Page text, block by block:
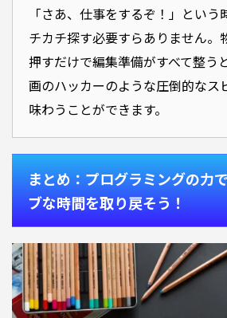
「さあ、仕事をするぞ！」とい
チカチ探す必要すらありません。
押すだけで編集準備がすべて整う
画のハッカーのような圧倒的なス
味わうことができます。
まとめ：プログラミングの力
ブな時間を取り戻そう！